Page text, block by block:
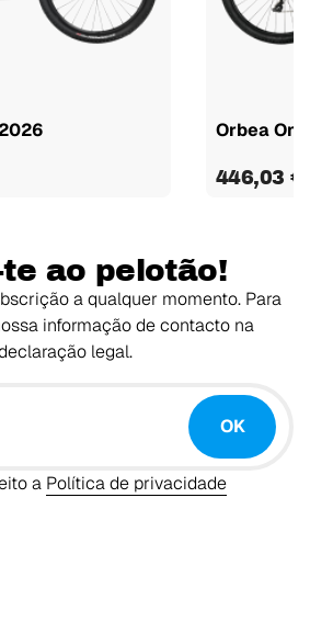
Orbea
446,03 €
ao pelotão!
a qualquer momento. Para
informação de contacto na
legal.
OK
a Política de privacidade